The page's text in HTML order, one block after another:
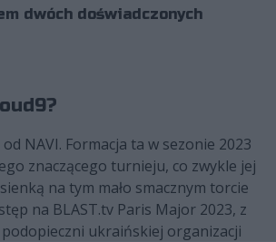
dwóch doświadczonych
NAVI. Formacja ta w sezonie 2023
znaczącego turnieju, co zwykle jej
na tym mało smacznym torcie
na BLAST.tv Paris Major 2023, z
ukraińskiej organizacji